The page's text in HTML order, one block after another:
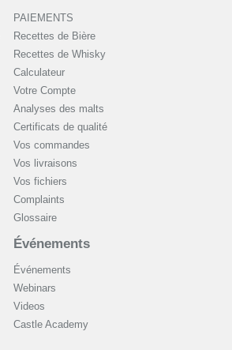
PAIEMENTS
Recettes de Bière
Recettes de Whisky
Сalculateur
Votre Compte
Analyses des malts
Certificats de qualité
Vos commandes
Vos livraisons
Vos fichiers
Complaints
Glossaire
Événements
Événements
Webinars
Videos
Castle Academy